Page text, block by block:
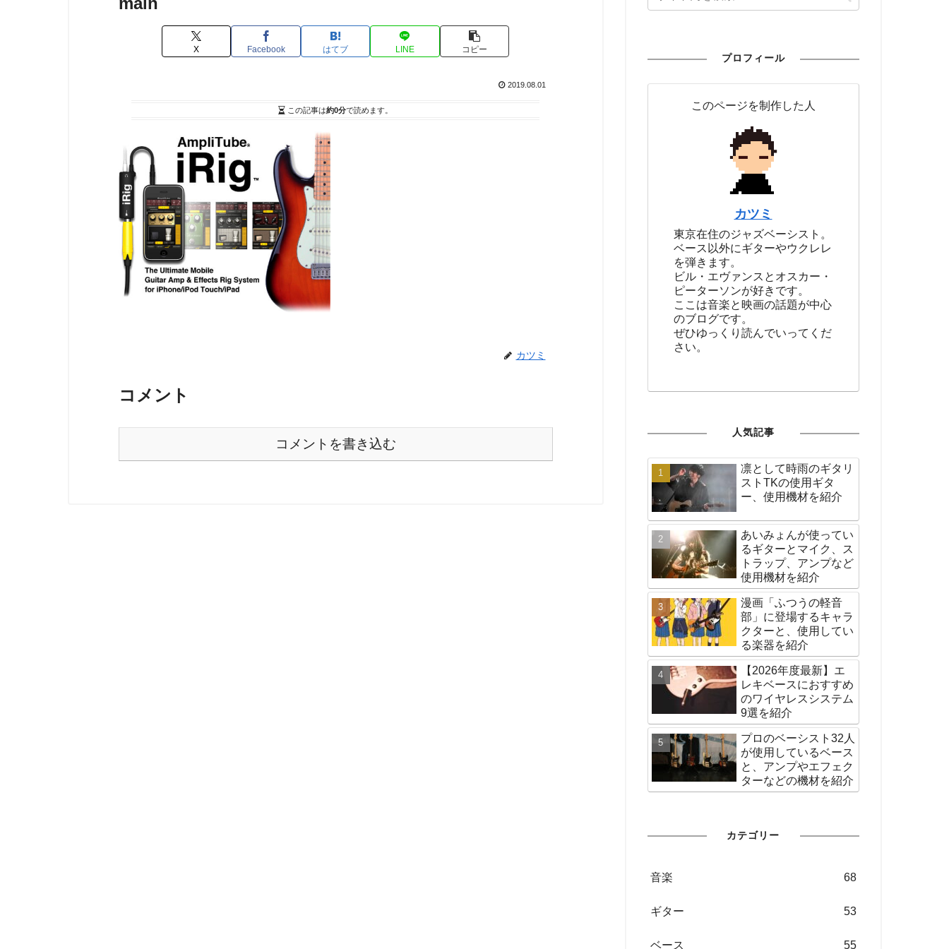
X Facebook はてブ LINE コピー
2019.08.01
この記事は約0分で読めます。
カツミ
コメント
コメントを書き込む
プロフィール
このページを制作した人
カツミ
東京在住のジャズベーシスト。
ベース以外にギターやウクレレ
を弾きます。
ビル・エヴァンスとオスカー・
ピーターソンが好きです。
ここは音楽と映画の話題が中心
のブログです。
ぜひゆっくり読んでいってくだ
さい。
人気記事
凛として時雨のギタリ
ストTKの使用ギタ
ー、使用機材を紹介
あいみょんが使ってい
るギターとマイク、ス
トラップ、アンプなど
使用機材を紹介
漫画「ふつうの軽音
部」に登場するキャラ
クターと、使用してい
る楽器を紹介
【2026年度最新】エ
レキベースにおすすめ
のワイヤレスシステム
9選を紹介
プロのベーシスト32人
が使用しているベース
と、アンプやエフェク
ターなどの機材を紹介
カテゴリー
音楽 68
ギター 53
ベース 55